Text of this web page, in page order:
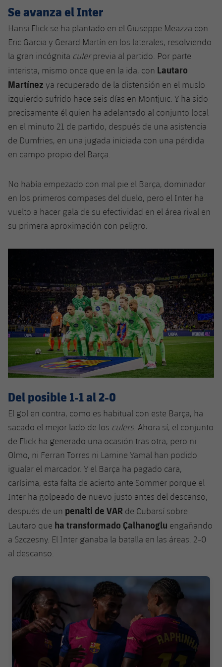
Jugadores
Fotos
Historia
Clasificaciones
Juvenil
Alevín
Noticias
Atletismo
Actualidad
Masculino
Femenino
Agenda
Baloncesto en silla de ruedas
plusicon
más
Actualidad
Jugadores
Calendario
Resultados
Hockey sobre hielo
plusicon
más
Actualidad
Jugadores
Clasificaciones
Hockey hierba
plusicon
más
Noticias
Hockey Hierba Masculino
Patinaje artístico
plusicon
más
Actualidad
Agenda
Escuela de Patinaje
Rugby
plusicon
más
Actualidad
Jugadores
Resultados
Clasificaciones
Fotos
Voleibol
plusicon
más
Voleibol masculino
Voleibol femenino
Apúntate a las amateurs
Carnet de las Secciones Amateurs
League of Legends
VALORANT Rising
VALORANT Game Changers
eFootball
Se avanza el Inter
Hansi Flick se ha plantado en el Giuseppe Meazza con
Eric Garcia y Gerard Martín en los laterales, resolviendo
la gran incógnita culerprevia al partido. Por parte
interista, mismo once que en la ida, con Lautaro
Martínez ya recuperado de la distensión en el muslo
izquierdo sufrido hace seis días en Montjuïc. Y ha sido
precisamente él quien ha adelantado al conjunto local
en el minuto 21 de partido, después de una asistencia
de Dumfries, en una jugada iniciada con una pérdida
en campo propio del Barça.
No había empezado con mal pie el Barça, dominador
en los primeros compases del duelo, pero el Inter ha
vuelto a hacer gala de su efectividad en el área rival en
su primera aproximación con peligro.
Del posible 1-1 al 2-0
El gol en contra, como es habitual con este Barça, ha
sacado el mejor lado de los culers. Ahora sí, el conjunto
de Flick ha generado una ocasión tras otra, pero ni
Olmo, ni Ferran Torres ni Lamine Yamal han podido
igualar el marcador. Y el Barça ha pagado cara,
carísima, esta falta de acierto ante Sommer porque el
Inter ha golpeado de nuevo justo antes del descanso,
después de un penalti de VAR de Cubarsí sobre
Lautaro que ha transformado Çalhanoglu engañando
a Szczesny. El Inter ganaba la batalla en las áreas. 2-0
al descanso.
FC Barcelona club badge